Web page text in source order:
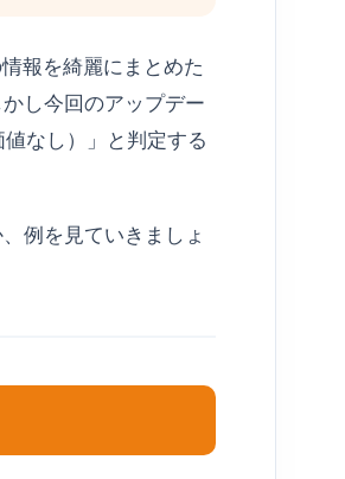
報を綺麗にまとめた
し今回のアップデー
なし）」と判定する
例を見ていきましょ